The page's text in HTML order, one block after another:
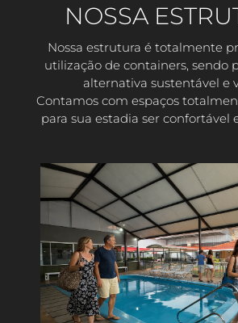
NOSSA
Nossa estrutura é totalmente
utilização de containers, sendo
alternativa sustentável e
Contamos com espaços
para sua estadia ser confortável